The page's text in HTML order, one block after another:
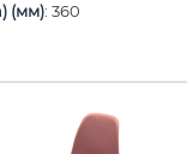
(мм): 360